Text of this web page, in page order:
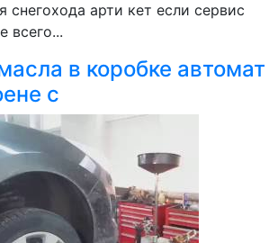
снегохода арти кет если сервис
всего...
в коробке автомат
с